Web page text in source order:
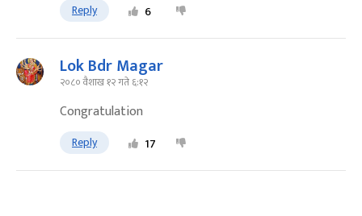
Reply 6
Lok Bdr Magar
२०८० वैशाख १२ गते ६:१२
Congratulation
Reply 17